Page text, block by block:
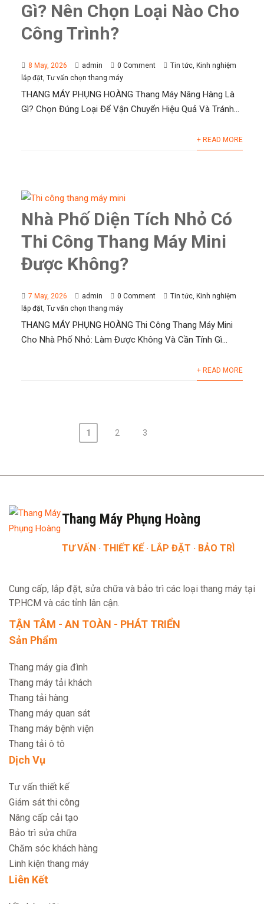
Gì? Nên Chọn Loại Nào Cho
Công Trình?
8 May, 2026 admin 0 Comment Tin tức, Kinh nghiệm
lắp đặt, Tư vấn chọn thang máy
THANG MÁY PHỤNG HOÀNG Thang Máy Nâng Hàng Là
Gì? Chọn Đúng Loại Để Vận Chuyển Hiệu Quả Và Tránh...
+ READ MORE
Nhà Phố Diện Tích Nhỏ Có
Thi Công Thang Máy Mini
Được Không?
7 May, 2026 admin 0 Comment Tin tức, Kinh nghiệm
lắp đặt, Tư vấn chọn thang máy
THANG MÁY PHỤNG HOÀNG Thi Công Thang Máy Mini
Cho Nhà Phố Nhỏ: Làm Được Không Và Cần Tính Gì...
+ READ MORE
pagination
1 2 3
Thang Máy Phụng Hoàng
TƯ VẤN · THIẾT KẾ · LẮP ĐẶT · BẢO TRÌ
Cung cấp, lắp đặt, sửa chữa và bảo trì các loại thang máy tại
TP.HCM và các tỉnh lân cận.
TẬN TÂM - AN TOÀN - PHÁT TRIỂN
Sản Phẩm
Thang máy gia đình
Thang máy tải khách
Thang tải hàng
Thang máy quan sát
Thang máy bệnh viện
Thang tải ô tô
Dịch Vụ
Tư vấn thiết kế
Giám sát thi công
Nâng cấp cải tạo
Bảo trì sửa chữa
Chăm sóc khách hàng
Linh kiện thang máy
Liên Kết